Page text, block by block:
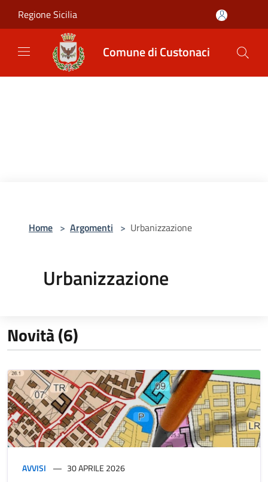
Regione Sicilia
Comune di Custonaci
Home > Argomenti > Urbanizzazione
Urbanizzazione
Novità (6)
AVVISI 30 APRILE 2026